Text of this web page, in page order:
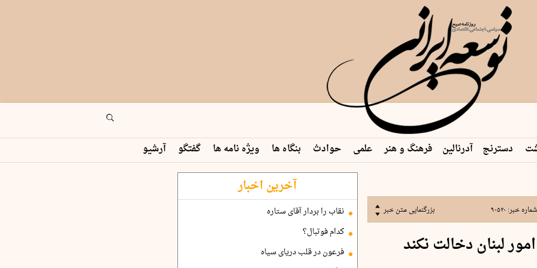
دسترنج آدرنالین فرهنگ و هنر علمی حوادث بنگاه ها ویژه نامه ها گفتگو آرشیو
شماره خبر: ۹۰۵۲۰ بزرگنمایی متن خبر
لبنان دخالت نکند
آخرین اخبار
نقاب را بردار آقای ستاره
کدام فوتبال؟
فرعون در قلب دریای سیاه